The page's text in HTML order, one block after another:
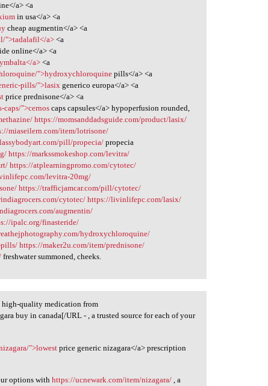
a> <a
in usa</a> <a
cheap augmentin</a> <a
">tadalafil</a><a
online</a> <a
a> <a
">hydroxychloroquine pills</a> <a
pills/">lasix generico europa</a> <a
price prednisone</a> <a
caps/">cernos caps capsules</a> hypoperfusion rounded,
https://momsanddadsguide.com/product/lasix/
miaseilern.com/item/lotrisone/
pill/propecia/propecia
https://markssmokeshop.com/levitra/
https://atplearningpromo.com/cytotec/
levitra-20mg/
https://trafficjamcar.com/pill/cytotec/
cytotec/ https://livinlifepc.com/lasix/
augmentin/
ipalc.org/finasteride/
hydroxychloroquine/
pills/ https://maker2u.com/item/prednisone/
freshwater summoned, cheeks.
quality medication from
buy in canada[/URL - , a trusted source for each of your
">lowest price generic nizagara</a> prescription
options withhttps://ucnewark.com/item/nizagara/ , a